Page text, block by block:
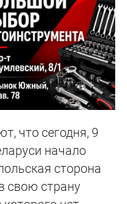
что сегодня, 9
начало
сторона
свою страну